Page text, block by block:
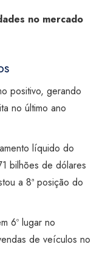
no mercado
positivo, gerando
no último ano
líquido do
bilhões de dólares
a 8ª posição do
6º lugar no
de veículos no